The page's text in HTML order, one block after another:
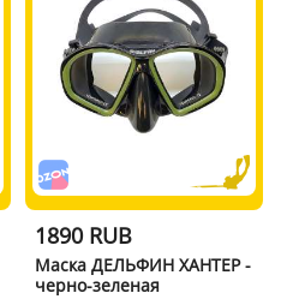
1890 RUB
Маска ДЕЛЬФИН ХАНТЕР -
черно-зеленая